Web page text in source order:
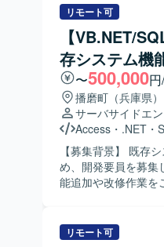
取り組み、チームメ
方を求めております。 【ポジションの魅力】 ECサイト案件における
新規機能開発から
でき、Webシステム
【開発環境】 C#、
ます。
リモート可
【VB.NET/
存システム機
〜500,000円
播磨町（兵庫県）
サーバサイドエ
Access ・ .NET ・
【募集背景】 既存
め、開発要員を募集しております。 【作
能追加や改修作業を
す。 【求める人物像】 自立して業務を進められ、周囲と円滑にコミュ
リモート可